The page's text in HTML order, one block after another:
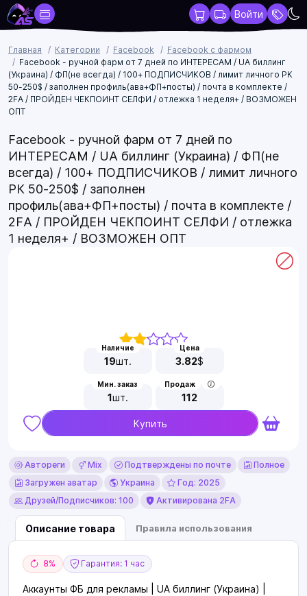
Войти
Главная Категории Facebook
Facebook с фармом
Facebook - ручной фарм от 7 дней по ИНТЕРЕСАМ / UA биллинг
(Украина) / ФП(не всегда) / 100+ ПОДПИСЧИКОВ / лимит личного РК
50-250$ / заполнен профиль(ава+ФП+посты) / почта в комплекте /
2FA / ПРОЙДЕН ЧЕКПОИНТ СЕЛФИ / отлежка 1 неделя+ / ВОЗМОЖЕН
ОПТ
Facebook - ручной фарм от 7 дней по
ИНТЕРЕСАМ / UA биллинг (Украина) / ФП(не
всегда) / 100+ ПОДПИСЧИКОВ / лимит личного
РК 50-250$ / заполнен
профиль(ава+ФП+посты) / почта в комплекте /
2FA / ПРОЙДЕН ЧЕКПОИНТ СЕЛФИ / отлежка
1 неделя+ / ВОЗМОЖЕН ОПТ
Наличие
19шт.
Цена
3.82$
Мин. заказ
1шт.
Продаж
112
Купить
Автореги Mix Подтверждены по почте
Полное
Загружен аватар
Украина
Год: 2025
Друзей/Подписчиков: 100
Активирована 2FA
Описание товара Правила использования
8% Гарантия: 1 час
Аккаунты ФБ для рекламы | UA биллинг (Украина) |